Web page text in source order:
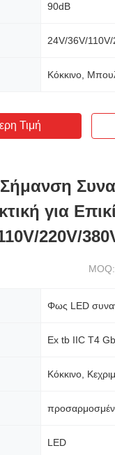
90dB
24V/36V/
Κόκκινο,
Τιμή
για
220V/
MOQ:
Ex tb IIC T4
LED